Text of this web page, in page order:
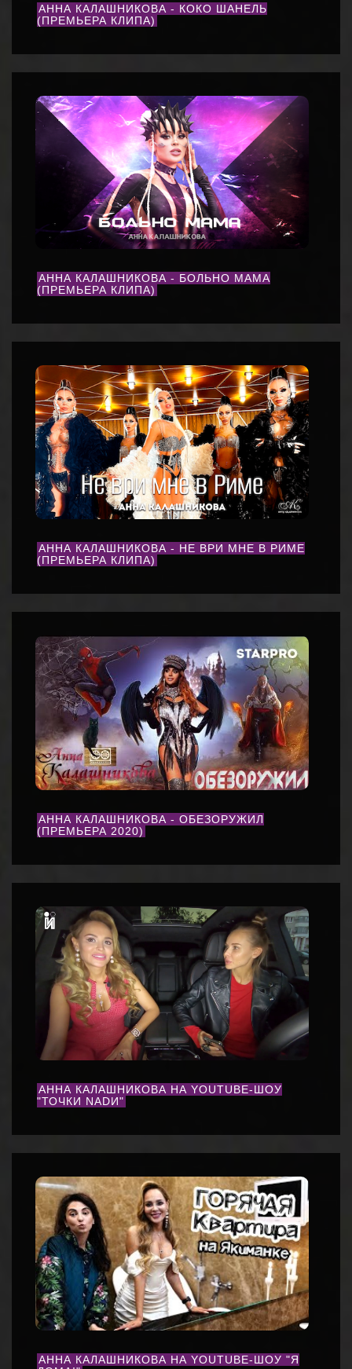
АННА КАЛАШНИКОВА - КОКО ШАНЕЛЬ
(ПРЕМЬЕРА КЛИПА)
АННА КАЛАШНИКОВА - БОЛЬНО МАМА
(ПРЕМЬЕРА КЛИПА)
АННА КАЛАШНИКОВА - НЕ ВРИ МНЕ В РИМЕ
(ПРЕМЬЕРА КЛИПА)
АННА КАЛАШНИКОВА - ОБЕЗОРУЖИЛ
(ПРЕМЬЕРА 2020)
АННА КАЛАШНИКОВА НА YOUTUBE-ШОУ
"ТОЧКИ NADИ"
АННА КАЛАШНИКОВА НА YOUTUBE-ШОУ "Я